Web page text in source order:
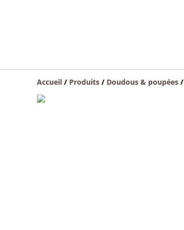
Accueil / Produits / Doudous & poupées /